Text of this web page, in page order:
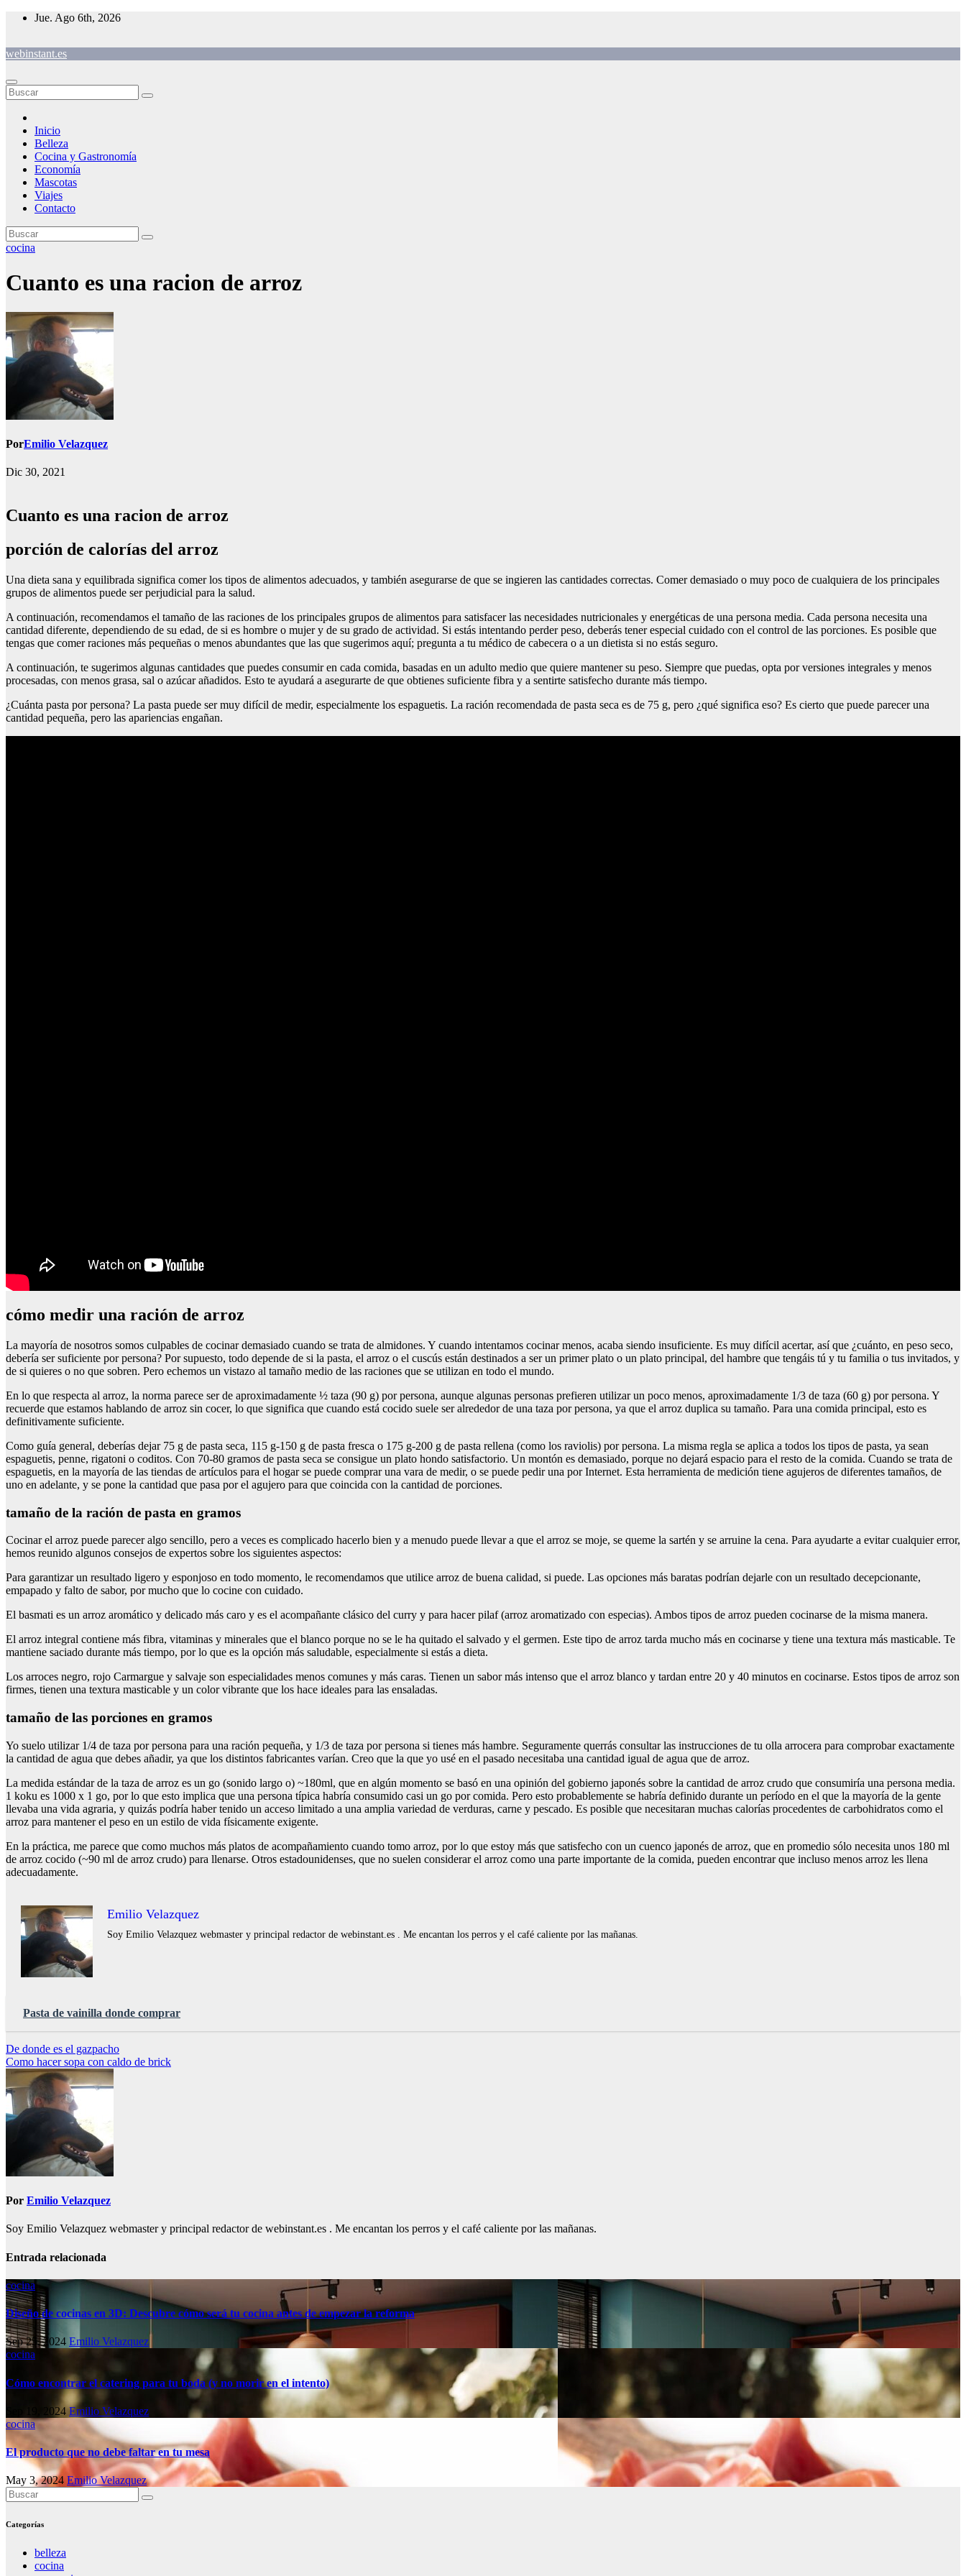
Saltar
Jue. Ago 6th, 2026
webinstant.es
Inicio
Belleza
Cocina y Gastronomía
Economía
Mascotas
Viajes
Contacto
cocina
Cuanto es una racion de arroz
PorEmilio Velazquez
Dic 30, 2021
Cuanto es una racion de arroz
porción de calorías del arroz
Una dieta sana y equilibrada significa comer los tipos de alimentos adecuados, y también asegurarse de que se ingieren las cantidades correctas. Comer demasiado o muy poco de cualquiera de los principales
grupos de alimentos puede ser perjudicial para la salud.
A continuación, recomendamos el tamaño de las raciones de los principales grupos de alimentos para satisfacer las necesidades nutricionales y energéticas de una persona media. Cada persona necesita una
cantidad diferente, dependiendo de su edad, de si es hombre o mujer y de su grado de actividad. Si estás intentando perder peso, deberás tener especial cuidado con el control de las porciones. Es posible que
tengas que comer raciones más pequeñas o menos abundantes que las que sugerimos aquí; pregunta a tu médico de cabecera o a un dietista si no estás seguro.
A continuación, te sugerimos algunas cantidades que puedes consumir en cada comida, basadas en un adulto medio que quiere mantener su peso. Siempre que puedas, opta por versiones integrales y menos
procesadas, con menos grasa, sal o azúcar añadidos. Esto te ayudará a asegurarte de que obtienes suficiente fibra y a sentirte satisfecho durante más tiempo.
¿Cuánta pasta por persona? La pasta puede ser muy difícil de medir, especialmente los espaguetis. La ración recomendada de pasta seca es de 75 g, pero ¿qué significa eso? Es cierto que puede parecer una
cantidad pequeña, pero las apariencias engañan.
cómo medir una ración de arroz
La mayoría de nosotros somos culpables de cocinar demasiado cuando se trata de almidones. Y cuando intentamos cocinar menos, acaba siendo insuficiente. Es muy difícil acertar, así que ¿cuánto, en peso seco,
debería ser suficiente por persona? Por supuesto, todo depende de si la pasta, el arroz o el cuscús están destinados a ser un primer plato o un plato principal, del hambre que tengáis tú y tu familia o tus invitados, y
de si quieres o no que sobren. Pero echemos un vistazo al tamaño medio de las raciones que se utilizan en todo el mundo.
En lo que respecta al arroz, la norma parece ser de aproximadamente ½ taza (90 g) por persona, aunque algunas personas prefieren utilizar un poco menos, aproximadamente 1/3 de taza (60 g) por persona. Y
recuerde que estamos hablando de arroz sin cocer, lo que significa que cuando está cocido suele ser alrededor de una taza por persona, ya que el arroz duplica su tamaño. Para una comida principal, esto es
definitivamente suficiente.
Como guía general, deberías dejar 75 g de pasta seca, 115 g-150 g de pasta fresca o 175 g-200 g de pasta rellena (como los raviolis) por persona. La misma regla se aplica a todos los tipos de pasta, ya sean
espaguetis, penne, rigatoni o coditos. Con 70-80 gramos de pasta seca se consigue un plato hondo satisfactorio. Un montón es demasiado, porque no dejará espacio para el resto de la comida. Cuando se trata de
espaguetis, en la mayoría de las tiendas de artículos para el hogar se puede comprar una vara de medir, o se puede pedir una por Internet. Esta herramienta de medición tiene agujeros de diferentes tamaños, de
uno en adelante, y se pone la cantidad que pasa por el agujero para que coincida con la cantidad de porciones.
tamaño de la ración de pasta en gramos
Cocinar el arroz puede parecer algo sencillo, pero a veces es complicado hacerlo bien y a menudo puede llevar a que el arroz se moje, se queme la sartén y se arruine la cena. Para ayudarte a evitar cualquier error,
hemos reunido algunos consejos de expertos sobre los siguientes aspectos:
Para garantizar un resultado ligero y esponjoso en todo momento, le recomendamos que utilice arroz de buena calidad, si puede. Las opciones más baratas podrían dejarle con un resultado decepcionante,
empapado y falto de sabor, por mucho que lo cocine con cuidado.
El basmati es un arroz aromático y delicado más caro y es el acompañante clásico del curry y para hacer pilaf (arroz aromatizado con especias). Ambos tipos de arroz pueden cocinarse de la misma manera.
El arroz integral contiene más fibra, vitaminas y minerales que el blanco porque no se le ha quitado el salvado y el germen. Este tipo de arroz tarda mucho más en cocinarse y tiene una textura más masticable. Te
mantiene saciado durante más tiempo, por lo que es la opción más saludable, especialmente si estás a dieta.
Los arroces negro, rojo Carmargue y salvaje son especialidades menos comunes y más caras. Tienen un sabor más intenso que el arroz blanco y tardan entre 20 y 40 minutos en cocinarse. Estos tipos de arroz son
firmes, tienen una textura masticable y un color vibrante que los hace ideales para las ensaladas.
tamaño de las porciones en gramos
Yo suelo utilizar 1/4 de taza por persona para una ración pequeña, y 1/3 de taza por persona si tienes más hambre. Seguramente querrás consultar las instrucciones de tu olla arrocera para comprobar exactamente
la cantidad de agua que debes añadir, ya que los distintos fabricantes varían. Creo que la que yo usé en el pasado necesitaba una cantidad igual de agua que de arroz.
La medida estándar de la taza de arroz es un go (sonido largo o) ~180ml, que en algún momento se basó en una opinión del gobierno japonés sobre la cantidad de arroz crudo que consumiría una persona media.
1 koku es 1000 x 1 go, por lo que esto implica que una persona típica habría consumido casi un go por comida. Pero esto probablemente se habría definido durante un período en el que la mayoría de la gente
llevaba una vida agraria, y quizás podría haber tenido un acceso limitado a una amplia variedad de verduras, carne y pescado. Es posible que necesitaran muchas calorías procedentes de carbohidratos como el
arroz para mantener el peso en un estilo de vida físicamente exigente.
En la práctica, me parece que como muchos más platos de acompañamiento cuando tomo arroz, por lo que estoy más que satisfecho con un cuenco japonés de arroz, que en promedio sólo necesita unos 180 ml
de arroz cocido (~90 ml de arroz crudo) para llenarse. Otros estadounidenses, que no suelen considerar el arroz como una parte importante de la comida, pueden encontrar que incluso menos arroz les llena
adecuadamente.
Emilio Velazquez
Soy Emilio Velazquez webmaster y principal redactor de webinstant.es . Me encantan los perros y el café caliente por las mañanas.
Pasta de vainilla donde comprar
Navegación
de
entradas
De donde es el gazpacho
Como hacer sopa con caldo de brick
Por Emilio Velazquez
Soy Emilio Velazquez webmaster y principal redactor de webinstant.es . Me encantan los perros y el café caliente por las mañanas.
Entrada relacionada
cocina
Diseño de cocinas en 3D: Descubre cómo será tu cocina antes de empezar la reforma
Sep 25, 2024 Emilio Velazquez
cocina
Cómo encontrar el catering para tu boda (y no morir en el intento)
Sep 19, 2024Emilio Velazquez
cocina
El producto que no debe faltar en tu mesa
May 3, 2024 Emilio Velazquez
Categorías
belleza
cocina